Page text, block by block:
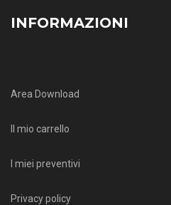
INFORMAZIONI
Area Download
Il mio carrello
I miei preventivi
Privacy policy